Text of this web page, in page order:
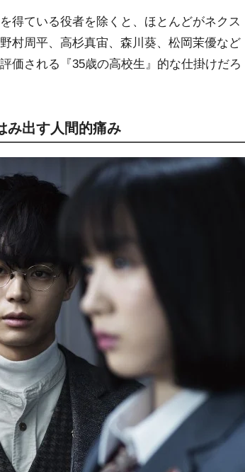
得ている役者を除くと、ほとんどがネクス
村周平、高杉真宙、森川葵、松岡茉優など
価される『35歳の高校生』的な仕掛けだろ
み出す人間的痛み